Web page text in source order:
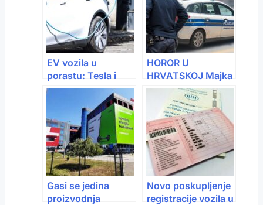
EV vozila u
porastu: Tesla i
BYD bilježe skok
prodaje u Evropi
HOROR U
HRVATSKOJ Majka
se bacila sa
zgrade, u stanu
našli ubijenu kći
(17)
Gasi se jedina
proizvodnja
Novo poskupljenje
registracije vozila u